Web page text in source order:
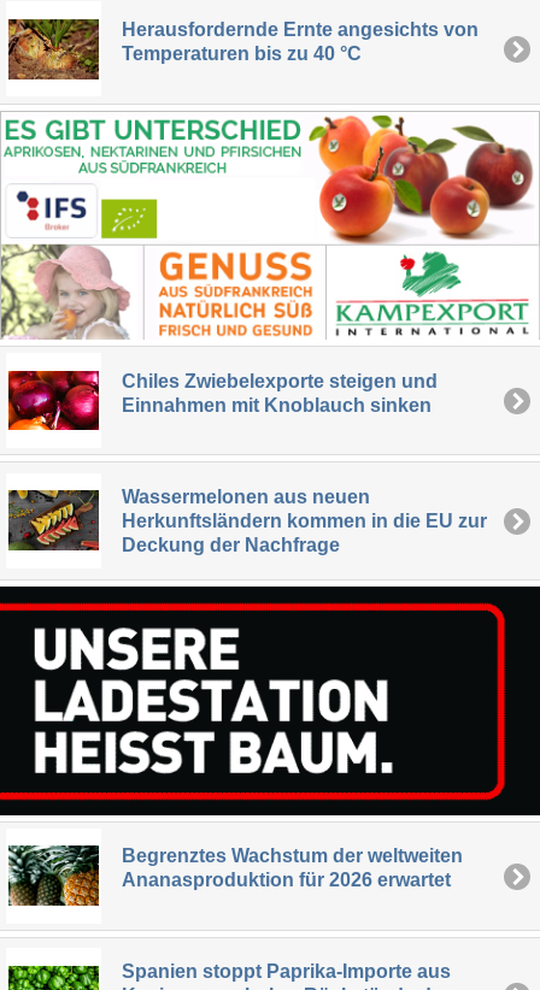
Herausfordernde Ernte angesichts von
Temperaturen bis zu 40 °C
Chiles Zwiebelexporte steigen und
Einnahmen mit Knoblauch sinken
Wassermelonen aus neuen
Herkunftsländern kommen in die EU zur
Deckung der Nachfrage
Begrenztes Wachstum der weltweiten
Ananasproduktion für 2026 erwartet
Spanien stoppt Paprika-Importe aus